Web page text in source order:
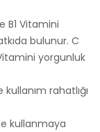
B1 Vitamini
bulunur. C
yorgunluk
rahatlığı
kullanmaya